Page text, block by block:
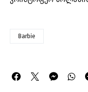
Barbie